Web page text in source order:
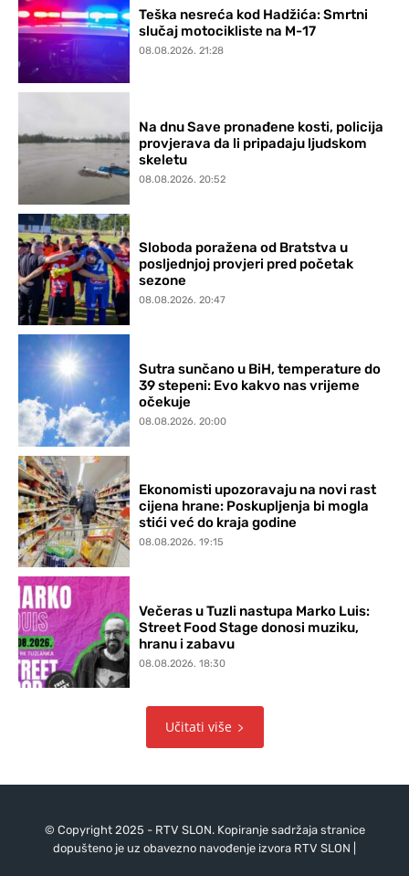
Teška nesreća kod Hadžića: Smrtni
slučaj motocikliste na M-17
08.08.2026. 21:28
Na dnu Save pronađene kosti, policija
provjerava da li pripadaju ljudskom
skeletu
08.08.2026. 20:52
Sloboda poražena od Bratstva u
posljednjoj provjeri pred početak
sezone
08.08.2026. 20:47
Sutra sunčano u BiH, temperature do
39 stepeni: Evo kakvo nas vrijeme
očekuje
08.08.2026. 20:00
Ekonomisti upozoravaju na novi rast
cijena hrane: Poskupljenja bi mogla
stići već do kraja godine
08.08.2026. 19:15
Večeras u Tuzli nastupa Marko Luis:
Street Food Stage donosi muziku,
hranu i zabavu
08.08.2026. 18:30
Učitati više
© Copyright 2025 - RTV SLON. Kopiranje sadržaja stranice
dopušteno je uz obavezno navođenje izvora RTV SLON |